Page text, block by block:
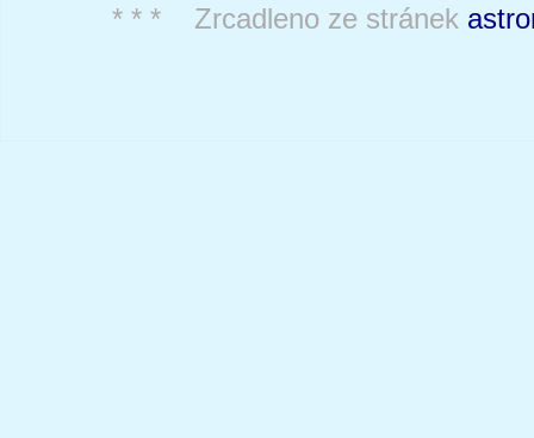
* * * Zrcadleno ze stránek